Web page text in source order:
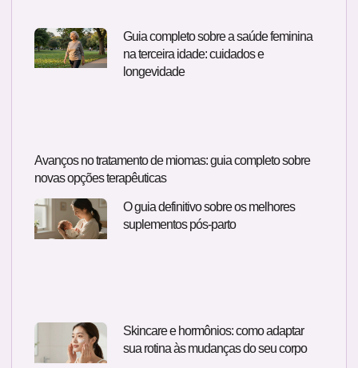
Guia completo sobre a saúde feminina
na terceira idade: cuidados e
longevidade
Avanços no tratamento de miomas: guia completo sobre
novas opções terapêuticas
O guia definitivo sobre os melhores
suplementos pós-parto
Skincare e hormônios: como adaptar
sua rotina às mudanças do seu corpo